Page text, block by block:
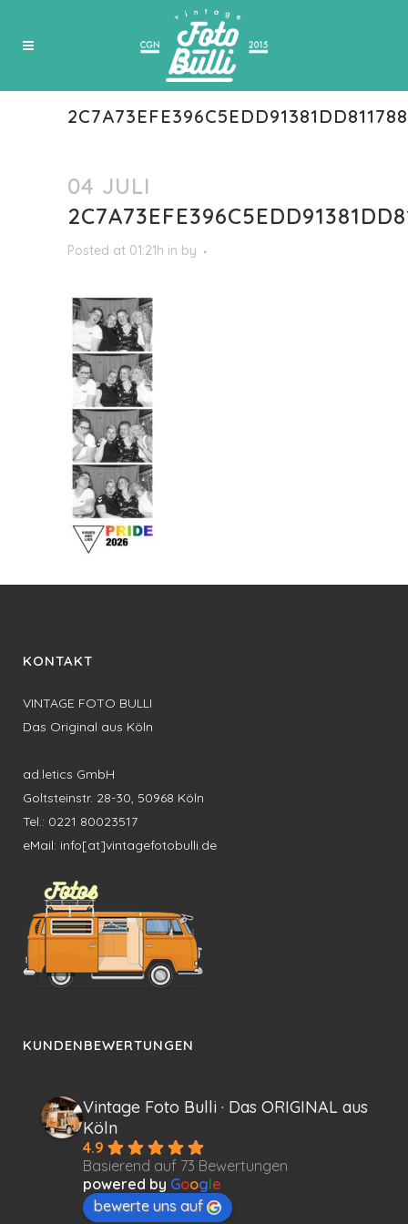
04 JULI
Posted at 01:21h in by
KONTAKT
VINTAGE FOTO BULLI
Das Original aus Köln
ad.letics GmbH
Goltsteinstr. 28-30, 50968 Köln
Tel.: 0221 80023517
eMail: info[at]vintagefotobulli.de
KUNDENBEWERTUNGEN
Vintage Foto Bulli · Das ORIGINAL aus
Köln
4.9
Basierend auf 73 Bewertungen
powered by Google
bewerte uns auf